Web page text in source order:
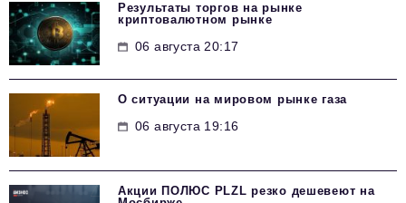
Результаты торгов на рынке
криптовалютном рынке
06 августа 20:17
О ситуации на мировом рынке газа
06 августа 19:16
Акции ПОЛЮС PLZL резко дешевеют на